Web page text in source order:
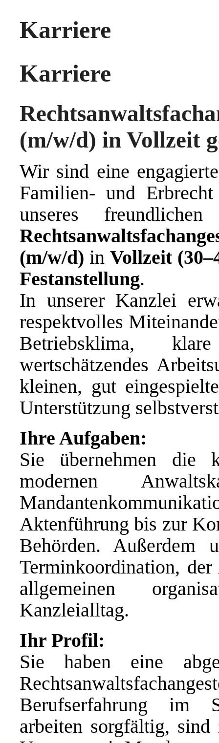
Karriere
Karriere
(m/w/d) in Vollzeit
Wir sind eine
Familien- und
unseres
(m/w/d) in Vollzeit
Festanstellung.
In unserer Kanzlei
respektvolles
Betriebsklima,
wertschätzendes
kleinen, gut
Unterstützung
Ihre Aufgaben:
Sie übernehmen die
modernen
Aktenführung bis zur
Behörden. Außerdem
Terminkoordination,
allgemeinen
Kanzleialltag.
Ihr Profil:
Sie haben eine
Berufserfahrung im
arbeiten sorgfältig,